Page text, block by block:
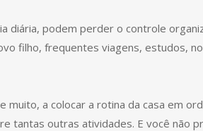
diária, podem perder o controle
filho, frequentes viagens, estudos,
muito, a colocar a rotina da casa em
tantas outras atividades. E você não